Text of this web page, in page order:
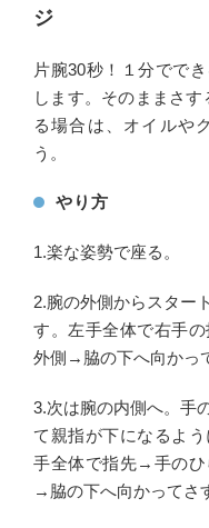
ジ
片腕30秒！１分でで
します。そのままさ
る場合は、オイルや
う。
やり方
1.楽な姿勢で座る。
2.腕の外側からスター
す。左手全体で右手
外側→脇の下へ向かっ
3.次は腕の内側へ。手
て親指が下になるよ
手全体で指先→手の
→脇の下へ向かってさ